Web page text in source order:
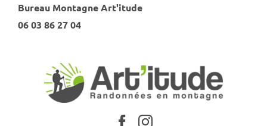
Bureau Montagne Art'itude
06 03 86 27 04